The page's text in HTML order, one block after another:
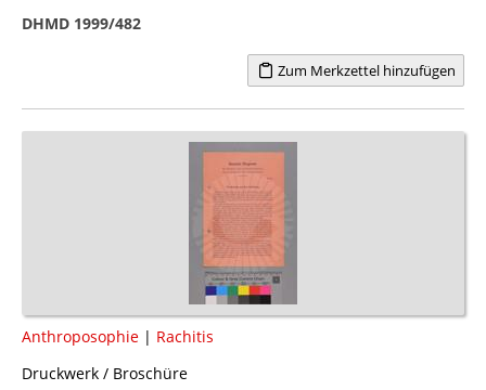
DHMD 1999/482
Zum Merkzettel hinzufügen
Anthroposophie | Rachitis
Druckwerk / Broschüre